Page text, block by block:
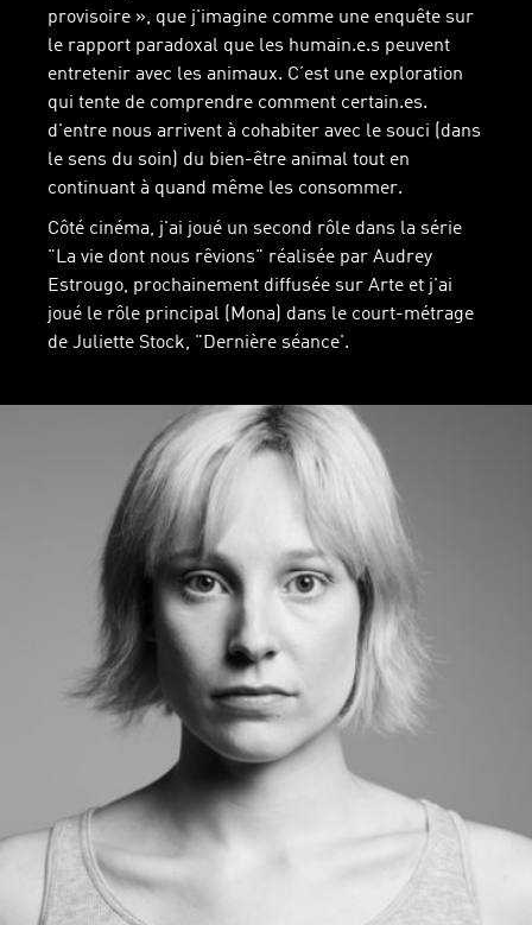
provisoire », que j'imagine comme une enquête sur
le rapport paradoxal que les humain.e.s peuvent
entretenir avec les animaux. C’est une exploration
qui tente de comprendre comment certain.es.
d'entre nous arrivent à cohabiter avec le souci (dans
le sens du soin) du bien-être animal tout en
continuant à quand même les consommer.
Côté cinéma, j'ai joué un second rôle dans la série
"La vie dont nous rêvions" réalisée par Audrey
Estrougo, prochainement diffusée sur Arte et j'ai
joué le rôle principal (Mona) dans le court-métrage
de Juliette Stock, "Dernière séance'.